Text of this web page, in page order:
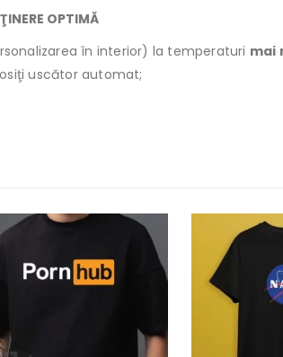
OPTIMĂ
în interior) la temperaturi mai
uscător automat;